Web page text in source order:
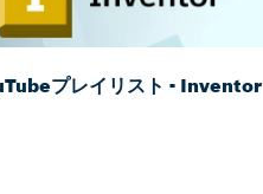
プレイリスト - Inventor